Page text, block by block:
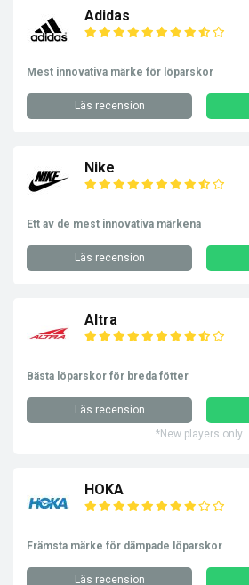
Adidas
Mest innovativa märke för löparskor
Läs recension
Nike
Ett av de mest innovativa märkena
Läs recension
Altra
Bästa löparskor för breda fötter
Läs recension
*New players only
HOKA
Främsta märke för dämpade löparskor
Läs recension